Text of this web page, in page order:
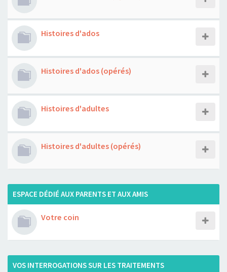
Histoires d'ados
Histoires d'ados (opérés)
Histoires d'adultes
Histoires d'adultes (opérés)
ESPACE DÉDIÉ AUX PARENTS ET AUX AMIS
Votre coin
VOS INTERROGATIONS SUR LES TRAITEMENTS